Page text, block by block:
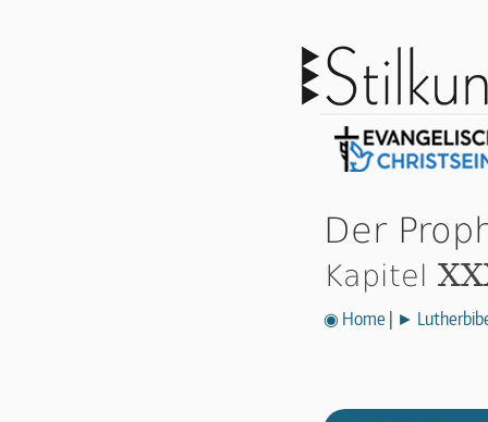
Der
Kapitel
◉ Home ►